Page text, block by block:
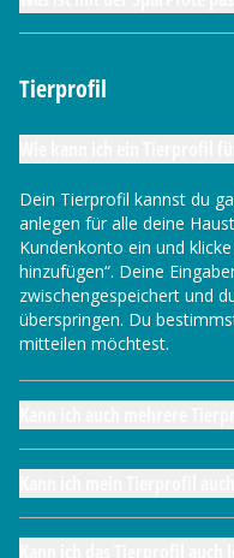
Tierprofil
Dein Tierprofil kannst du
anlegen für alle deine
Kundenkonto ein und
hinzufügen“. Deine
zwischengespeichert und
überspringen. Du
mitteilen möchtest.